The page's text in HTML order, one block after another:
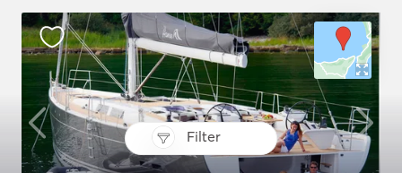
Filter